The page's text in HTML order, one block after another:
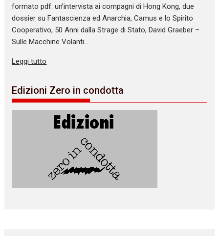
formato pdf: un’intervista ai compagni di Hong Kong, due
dossier su Fantascienza ed Anarchia, Camus e lo Spirito
Cooperativo, 50 Anni dalla Strage di Stato, David Graeber –
Sulle Macchine Volanti…
Leggi tutto
Edizioni Zero in condotta